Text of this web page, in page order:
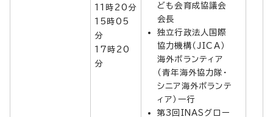
11時20分
15時05
分
17時20
分
ども会育成協議会
会長
独立行政法人国際
協力機構（JICA）
海外ボランティア
（青年海外協力隊・
シニア海外ボランテ
ィア）一行
第3回INASグロー